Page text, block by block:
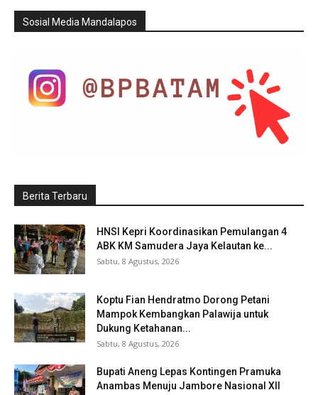
Sosial Media Mandalapos
Berita Terbaru
HNSI Kepri Koordinasikan Pemulangan 4
ABK KM Samudera Jaya Kelautan ke...
Sabtu, 8 Agustus, 2026
Koptu Fian Hendratmo Dorong Petani
Mampok Kembangkan Palawija untuk
Dukung Ketahanan...
Sabtu, 8 Agustus, 2026
Bupati Aneng Lepas Kontingen Pramuka
Anambas Menuju Jambore Nasional XII